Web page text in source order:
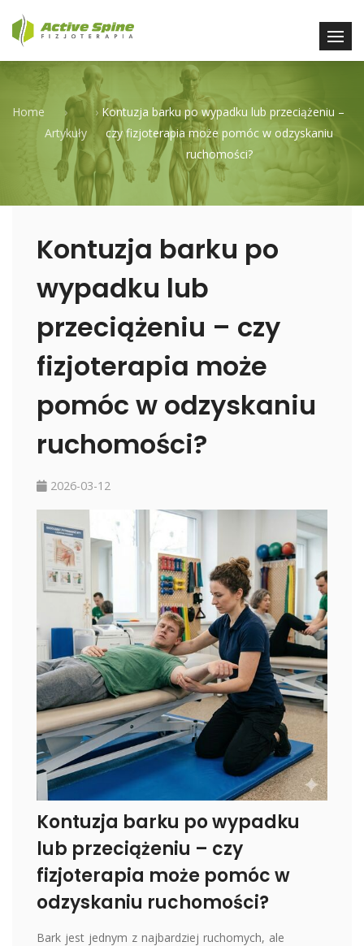
Home
›
Artykuły
› Kontuzja barku po wypadku lub przeciążeniu –
czy fizjoterapia może pomóc w odzyskaniu
ruchomości?
Kontuzja barku po
wypadku lub
przeciążeniu – czy
fizjoterapia może
pomóc w odzyskaniu
ruchomości?
2026-03-12
Kontuzja barku po wypadku
lub przeciążeniu – czy
fizjoterapia może pomóc w
odzyskaniu ruchomości?
Bark jest jednym z najbardziej ruchomych, ale